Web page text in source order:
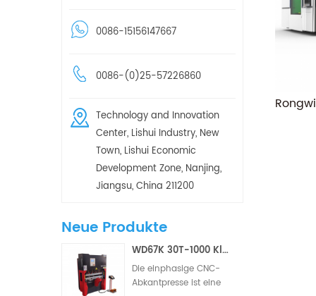
0086-15156147667
0086-(0)25-57226860
Technology and Innovation
Center, Lishui Industry, New
Town, Lishui Economic
Development Zone, Nanjing,
Jiangsu, China 211200
Neue Produkte
WD67K 30T-1000 Kleine hydraulische Torsionsstab-CNC-Abkantpresse (2/3 Achsen)
Die einphasige CNC-
Abkantpresse ist eine